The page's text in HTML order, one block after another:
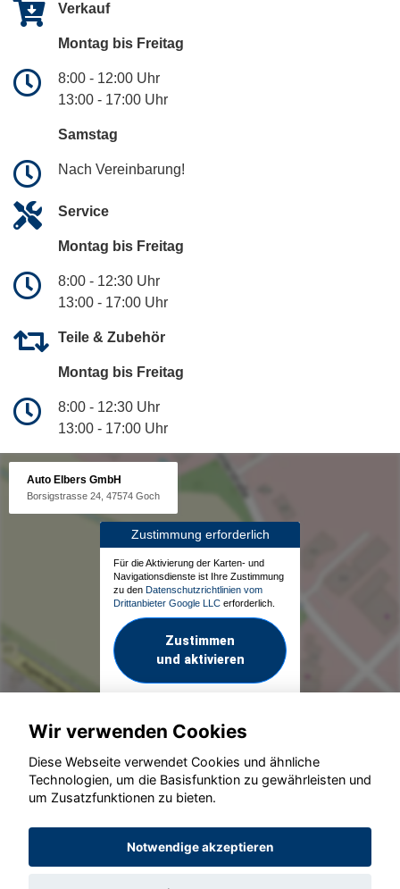
Verkauf
Montag bis Freitag
8:00 - 12:00 Uhr
13:00 - 17:00 Uhr
Samstag
Nach Vereinbarung!
Service
Montag bis Freitag
8:00 - 12:30 Uhr
13:00 - 17:00 Uhr
Teile & Zubehör
Montag bis Freitag
8:00 - 12:30 Uhr
13:00 - 17:00 Uhr
Auto Elbers GmbH
Borsigstrasse 24, 47574 Goch
Zustimmung erforderlich
Für die Aktivierung der Karten- und
Navigationsdienste ist Ihre Zustimmung
zu den Datenschutzrichtlinien vom
Drittanbieter Google LLC erforderlich.
Zustimmen
und aktivieren
© konjunkturmotor.de GmbH 2020 - 2026
Wir verwenden Cookies
Diese Webseite verwendet Cookies und ähnliche
Technologien, um die Basisfunktion zu gewährleisten und
um Zusatzfunktionen zu bieten.
Notwendige akzeptieren